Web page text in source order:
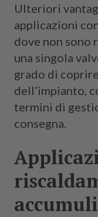
Ulteriori
applicazioni
dove non sono
una singola
grado di
dell’impianto,
termini di
consegna.